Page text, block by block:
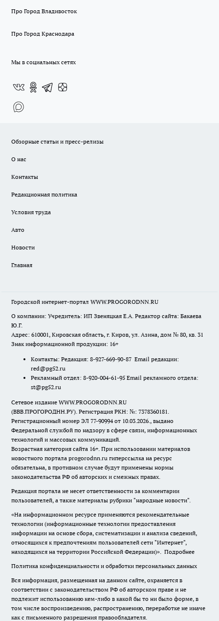
Про Город Владивосток
Про Город Краснодара
Мы в социальных сетях
Обзорные статьи и пресс-релизы
О нас
Контакты
Редакционная политика
Условия труда
Авто
Новости
Главная
Городской интернет-портал WWW.PROGORODNN.RU
О компании: Учредитель: ИП Звеняцкая Е.А. Редактор сайта: Бакаева
Ю.Г.
Адрес: 610001, Кировская область, г. Киров, ул. Азина, дом № 80, кв. 31
Знак информационной продукции: 16+
Контакты: Редакция: 8-927-669-90-87 Email редакции:
red@pg52.ru
Рекламный отдел: 8-920-004-61-95 Email рекламного отдела:
st@pg52.ru
Сетевое издание WWW.PROGORODNN.RU
(ВВВ.ПРОГОРОДНН.РУ). Регистрация РКН: №: 7378360181.
Регистрационный номер ЭЛ 77-90994 от 10.03.2026., выдано
Федеральной службой по надзору в сфере связи, информационных
технологий и массовых коммуникаций.
Возрастная категория сайта 16+. При использовании материалов
новостного портала progorodnn.ru гиперссылка на ресурс
обязательна, в противном случае будут применены нормы
законодательства РФ об авторских и смежных правах.
Редакция портала не несет ответственности за комментарии
пользователей, а также материалы рубрики "народные новости".
«На информационном ресурсе применяются рекомендательные
технологии (информационные технологии предоставления
информации на основе сбора, систематизации и анализа сведений,
относящихся к предпочтениям пользователей сети "Интернет",
находящихся на территории Российской Федерации)». Подробнее
Политика конфиденциальности и обработки персональных данных
Вся информация, размещенная на данном сайте, охраняется в
соответствии с законодательством РФ об авторском праве и не
подлежит использованию кем-либо в какой бы то ни было форме, в
том числе воспроизведению, распространению, переработке не иначе
как с письменного разрешения правообладателя.